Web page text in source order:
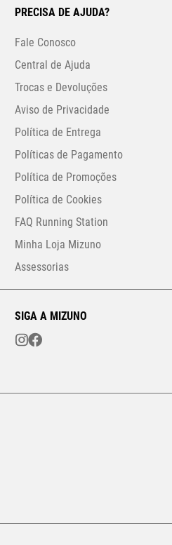
PRECISA DE AJUDA?
Fale Conosco
Central de Ajuda
Trocas e Devoluções
Aviso de Privacidade
Política de Entrega
Políticas de Pagamento
Política de Promoções
Política de Cookies
FAQ Running Station
Minha Loja Mizuno
Assessorias
SIGA A MIZUNO